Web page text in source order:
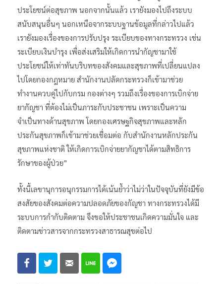
ประโยชน์ต่อสุขภาพ นอกจากนั้นแล้ว เรายังมองไปถึงระบบ
สนับสนุนอื่นๆ นอกเหนือจากระบบฐานข้อมูลที่กล่าวไปแล้ว
เรายังมองเรื่องของการปรับปรุง ระเบียบของทางกระทรวง เช่น
ระเบียบเงินบำรุง เพื่อส่งเสริมให้เกิดการนำกัญชามาใช้
ประโยชน์ให้เท่าทันบริบทของสังคมและสุขภาพที่เปลี่ยนแปลง
ไปโดยกองกฎหมาย สำนักงานปลัดกระทรวงก็เข้ามาช่วย
ทำงานควบคู่ไปกับกรม กองต่างๆ รวมถึงเรื่องของการเบิกจ่าย
ยากัญชา ที่ต้องไม่เป็นภาระกับประชาชน เพราะเป็นความ
จำเป็นทางด้านสุขภาพ โดยกองเศรษฐกิจสุขภาพและหลัก
ประกันสุขภาพก็เข้ามาช่วยเชื่อมต่อ กับสำนักงานหลักประกัน
สุขภาพแห่งชาติ ให้เกิดการเบิกจ่ายยากัญชาได้ตามสิทธิการ
รักษาของผู้ป่วย”
ทั้งนี้เลขานุการอนุกรรมการได้เน้นย้ำว่าไม่ว่าในปัจจุบันที่ยังมีข้อ
สงสัยของสังคมต่อความปลอดภัยของกัญชา ทางกระทรวงได้มี
ระบบการกำกับติดตาม จึงขอให้ประชาชนเกิดความมั่นใจ และ
ติดตามข่าวสารจากกระทรวงสาธารณสุขต่อไป